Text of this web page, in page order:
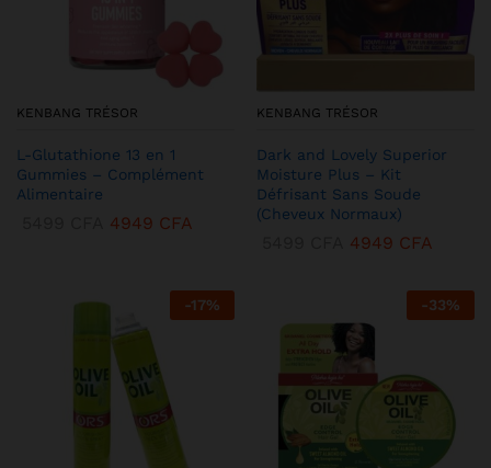
KENBANG TRÉSOR
L-Glutathione 13 en 1
Gummies – Complément
Alimentaire
4949 CFA
KENBANG TRÉSOR
Dark and Lovely Superior
Moisture Plus – Kit
Défrisant Sans Soude
(Cheveux Normaux)
4949 CFA
-17% -33%